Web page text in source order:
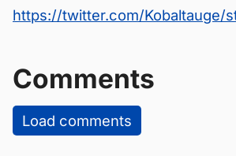
https://twitter.com/Kobaltauge/
Comments
Load comments